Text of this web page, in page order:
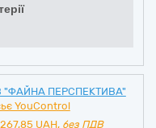
"ФАЙНА ПЕРСПЕКТИВА"
YouControl
UAH, без ПДВ